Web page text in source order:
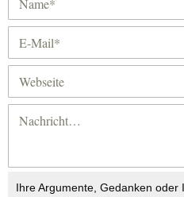
Ihre Argumente, Gedanken oder